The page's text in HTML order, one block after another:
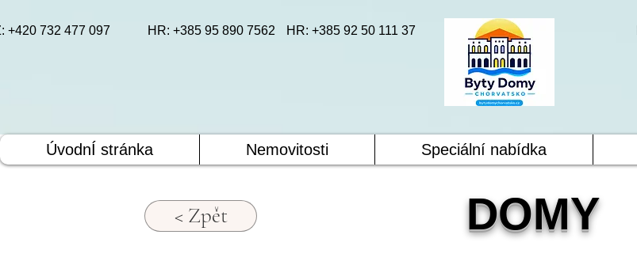
+420 732 477 097 HR: +385 95 890 7562 HR: +385 92 50 111 37
ÚvodnÍ stránka Nemovitosti Speciální nabídka
< Zpět DOMY